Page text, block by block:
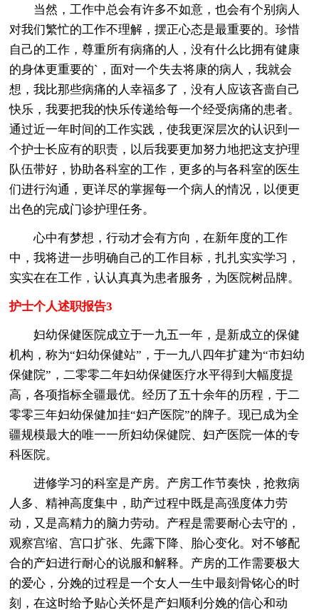
当然，工作中总会有许多不如意，也会有个别病人
对我们繁忙的工作不理解，摆正心态是最重要的。珍惜
自己的工作，尊重所有病痛的人，没有什么比拥有健康
的身体更重要的`，面对一个失去将康的病人，我就会
想，我比那些病痛的人幸福多了，没有人应该吝啬自己
快乐，我要把我的快乐传递给每一个经受病痛的患者。
通过近一年时间的工作实践，使我更深层次的认识到一
个护士长应有的职责，以后我要更加努力地把这支护理
队伍带好，协助各科室的工作，更多的与各科室的医生
们进行沟通，更详尽的掌握每一个病人的情况，以便更
出色的完成门诊护理任务。
心中有梦想，行动才会有方向，在新年度的工作
中，我将进一步明确自己的工作目标，扎扎实实学习，
实实在在工作，认认真真为患者服务，为医院树品牌。
护士个人述职报告3
妇幼保健医院成立于一九五一年，是新成立的保健
机构，称为“妇幼保健站”，于一九八四年扩建为“市妇幼
保健院”，二零零二年妇幼保健医疗水平得到大幅度提
高，各项指标全疆最优。经历了五十余年的历程，于二
零零三年妇幼保健加挂“妇产医院”的牌子。现已成为全
疆规模最大的唯一一所妇幼保健院、妇产医院一体的专
科医院。
进修学习的科室是产房。产房工作节奏快，抢救病
人多、精神高度集中，助产过程中既是高强度体力劳
动，又是高精力的脑力劳动。产程是需要耐心去守的，
观察宫缩、宫口扩张、先露下降、胎心变化。对不够配
合的产妇进行耐心的说服和解释。产房的工作需要极大
的爱心，分娩的过程是一个女人一生中最刻骨铭心的时
刻，在这时给予贴心关怀是产妇顺利分娩的信心和动